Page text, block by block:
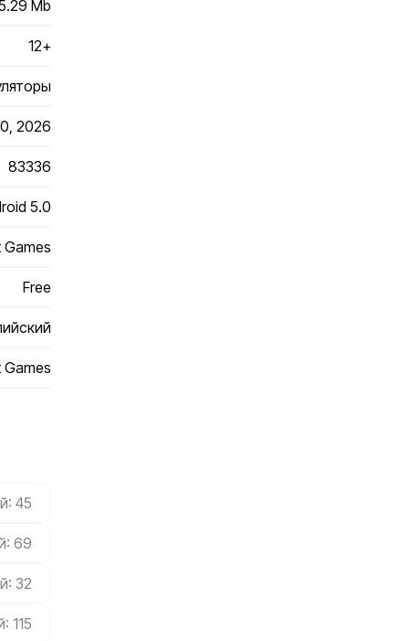
Mb
12+
2026
83336
5.0
Free
45
69
32
115